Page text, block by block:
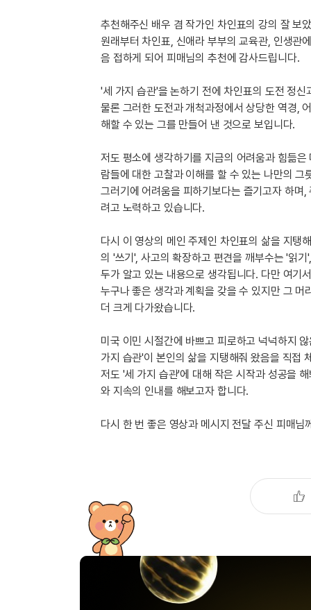
업적 트로피&퀘스트 업적 트로피
퀘스트
퀘스트
퀘스트
퀘스트
업적 트로피
업적 트로피
[도전]이디엄퀴즈
[도전]이디엄퀴즈
[도전]이디엄퀴즈
[도전]어휘퀴즈 새글
새글
[도전]어휘퀴즈
[도전]어휘퀴즈
[도전]어휘퀴즈
[도전]어휘퀴즈새글
[도전]어휘퀴즈새글
[도전]어휘퀴즈
유용한영어표현
유용한영어표현
유용한영어표현
유용한영어표현
유용한영어표현
추천해주신 배우 겸 작가인 차인표의 강의 잘 보
원래부터 차인표, 신애라 부부의 교육관, 인생관
음 접하게 되어 피매님의 추천에 감사드립니다.
'세 가지 습관'을 논하기 전에 차인표의 도전 정
물론 그러한 도전과 개척과정에서 상당한 역경,
해할 수 있는 그를 만들어 낸 것으로 보입니다.
저도 평소에 생각하기를 지금의 어려움과 힘듦
람들에 대한 고찰과 이해를 할 수 있는 나만의
그러기에 어려움을 피하기보다는 즐기고자 하며
려고 노력하고 있습니다.
다시 이 영상의 메인 주제인 차인표의 삶을 지탱
의 '쓰기', 사고의 확장하고 편견을 깨부수는 '읽
두가 알고 있는 내용으로 생각됩니다. 다만 여기
누구나 좋은 생각과 계획을 갖을 수 있지만 그
더 크게 다가왔습니다.
미국 이민 시절간에 바쁘고 피로하고 넉넉하지
가지 습관'이 본인의 삶을 지탱해줘 왔음을 직접
저도 '세 가지 습관'에 대해 작은 시작과 성공을
와 지속의 인내를 해보고자 합니다.
다시 한 번 좋은 영상과 메시지 전달 주신 피매님